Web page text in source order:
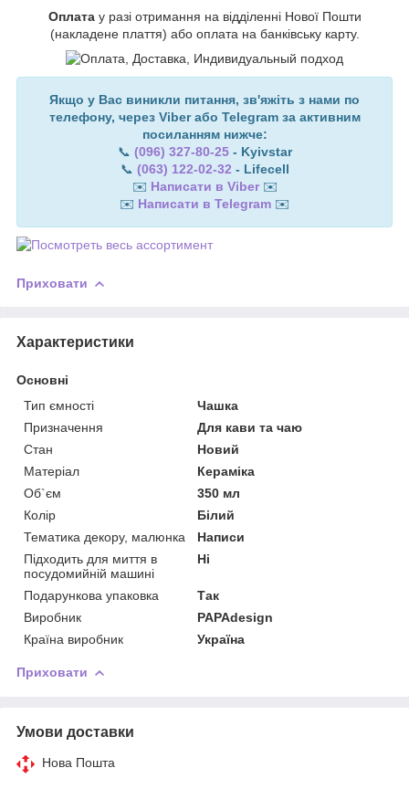
Оплата у разі отримання на відділенні Нової Пошти
(накладене плаття) або оплата на банківську карту.
Якщо у Вас виникли питання, зв'яжіть з нами по
телефону, через Viber або Telegram за активним
посиланням нижче:
📞 (096) 327-80-25- Kyivstar
📞 (063) 122-02-32 - Lifecell
✉️ Написати в Viber ✉️
✉️ Написати в Telegram ✉️
Приховати
Характеристики
Основні
Тип ємності
Чашка
Призначення
Для кави та чаю
Стан
Новий
Матеріал
Кераміка
Об`єм
350 мл
Колір
Білий
Тематика декору, малюнка
Написи
Підходить для миття в
посудомийній машині
Ні
Подарункова упаковка
Так
Виробник
PAPAdesign
Країна виробник
Україна
Приховати
Умови доставки
Нова Пошта